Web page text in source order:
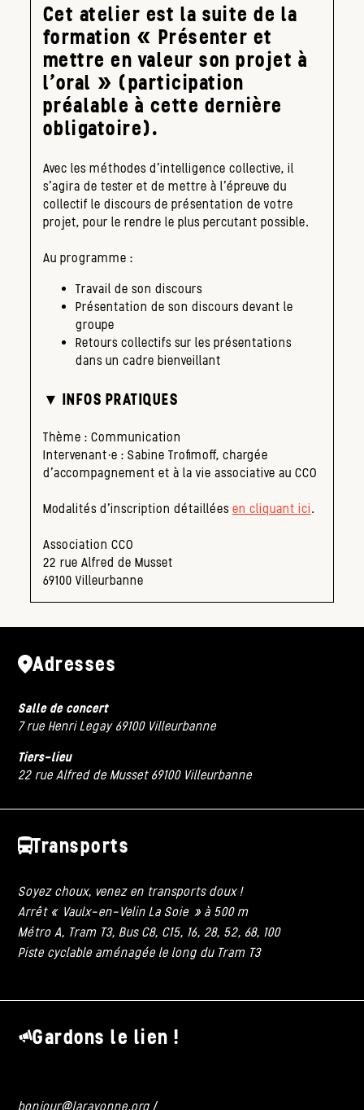
Cet atelier est la suite de la
formation « Présenter et
mettre en valeur son projet à
l’oral » (participation
préalable à cette dernière
obligatoire).
Avec les méthodes d’intelligence collective, il
s’agira de tester et de mettre à l’épreuve du
collectif le discours de présentation de votre
projet, pour le rendre le plus percutant possible.
Au programme :
Travail de son discours
Présentation de son discours devant le
groupe
Retours collectifs sur les présentations
dans un cadre bienveillant
▼ INFOS PRATIQUES
Thème : Communication
Intervenant·e : Sabine Trofimoff, chargée
d’accompagnement et à la vie associative au CCO
Modalités d’inscription détaillées en cliquant ici.
Association CCO
22 rue Alfred de Musset
69100 Villeurbanne
Adresses
Salle de concert
7 rue Henri Legay 69100 Villeurbanne
Tiers-lieu
22 rue Alfred de Musset 69100 Villeurbanne
Transports
Soyez choux, venez en transports doux !
Arrêt « Vaulx-en-Velin La Soie » à 500 m
Métro A, Tram T3, Bus C8, C15, 16, 28, 52, 68, 100
Piste cyclable aménagée le long du Tram T3
Gardons le lien !
bonjour@larayonne.org /